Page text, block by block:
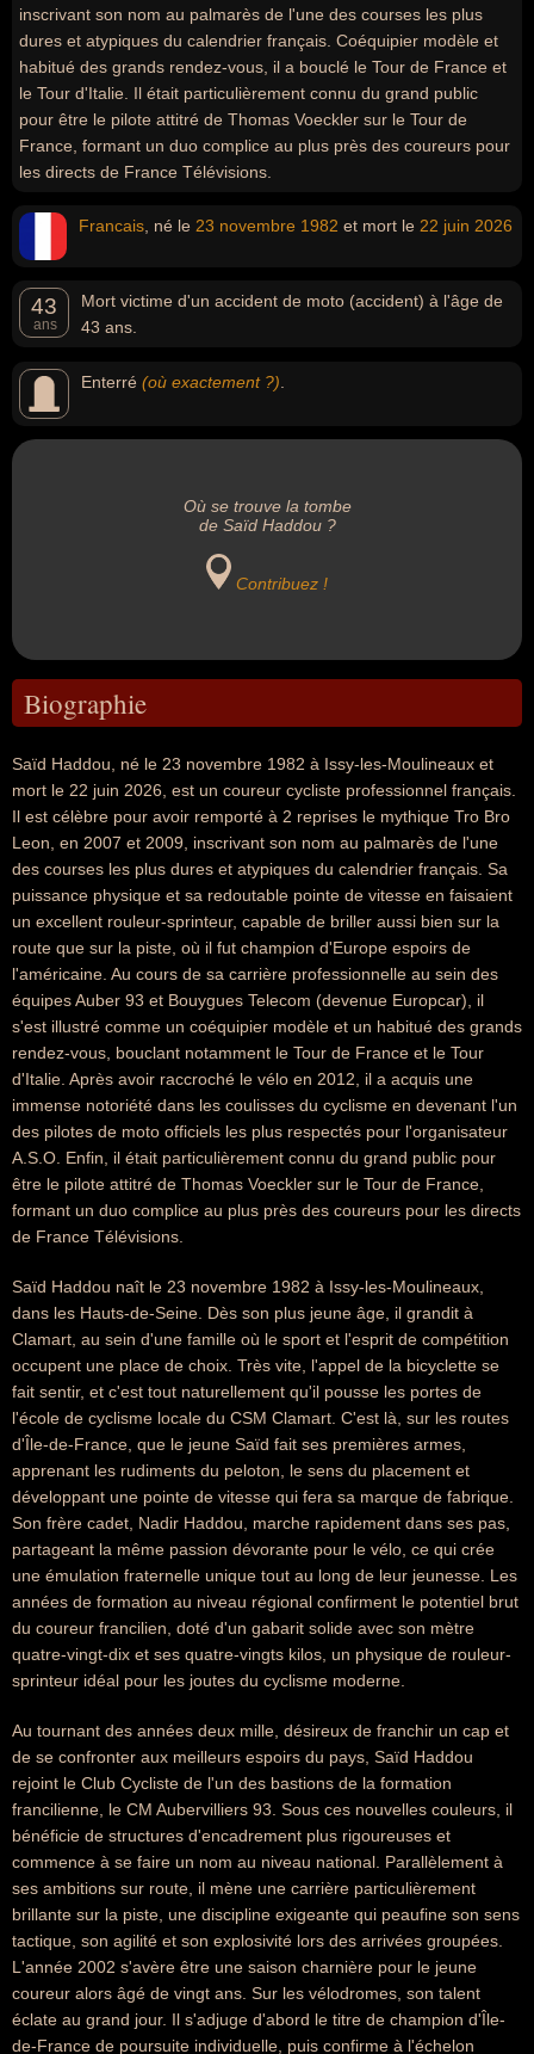
inscrivant son nom au palmarès de l'une des courses les plus
dures et atypiques du calendrier français. Coéquipier modèle et
habitué des grands rendez-vous, il a bouclé le Tour de France et
le Tour d'Italie. Il était particulièrement connu du grand public
pour être le pilote attitré de Thomas Voeckler sur le Tour de
France, formant un duo complice au plus près des coureurs pour
les directs de France Télévisions.
Francais , né le 23 novembre 1982 et mort le 22 juin 2026
43
ans
Mort victime d'un accident de moto (accident) à l'âge de
43 ans.
Enterré (où exactement ?)
Où se trouve la tombe
de Saïd Haddou ?
Contribuez !
Biographie
Saïd Haddou, né le 23 novembre 1982 à Issy-les-Moulineaux et
mort le 22 juin 2026, est un coureur cycliste professionnel français.
Il est célèbre pour avoir remporté à 2 reprises le mythique Tro Bro
Leon, en 2007 et 2009, inscrivant son nom au palmarès de l'une
des courses les plus dures et atypiques du calendrier français. Sa
puissance physique et sa redoutable pointe de vitesse en faisaient
un excellent rouleur-sprinteur, capable de briller aussi bien sur la
route que sur la piste, où il fut champion d'Europe espoirs de
l'américaine. Au cours de sa carrière professionnelle au sein des
équipes Auber 93 et Bouygues Telecom (devenue Europcar), il
s'est illustré comme un coéquipier modèle et un habitué des grands
rendez-vous, bouclant notamment le Tour de France et le Tour
d'Italie. Après avoir raccroché le vélo en 2012, il a acquis une
immense notoriété dans les coulisses du cyclisme en devenant l'un
des pilotes de moto officiels les plus respectés pour l'organisateur
A.S.O. Enfin, il était particulièrement connu du grand public pour
être le pilote attitré de Thomas Voeckler sur le Tour de France,
formant un duo complice au plus près des coureurs pour les directs
de France Télévisions.
Saïd Haddou naît le 23 novembre 1982 à Issy-les-Moulineaux,
dans les Hauts-de-Seine. Dès son plus jeune âge, il grandit à
Clamart, au sein d'une famille où le sport et l'esprit de compétition
occupent une place de choix. Très vite, l'appel de la bicyclette se
fait sentir, et c'est tout naturellement qu'il pousse les portes de
l'école de cyclisme locale du CSM Clamart. C'est là, sur les routes
d'Île-de-France, que le jeune Saïd fait ses premières armes,
apprenant les rudiments du peloton, le sens du placement et
développant une pointe de vitesse qui fera sa marque de fabrique.
Son frère cadet, Nadir Haddou, marche rapidement dans ses pas,
partageant la même passion dévorante pour le vélo, ce qui crée
une émulation fraternelle unique tout au long de leur jeunesse. Les
années de formation au niveau régional confirment le potentiel brut
du coureur francilien, doté d'un gabarit solide avec son mètre
quatre-vingt-dix et ses quatre-vingts kilos, un physique de rouleur-
sprinteur idéal pour les joutes du cyclisme moderne.
Au tournant des années deux mille, désireux de franchir un cap et
de se confronter aux meilleurs espoirs du pays, Saïd Haddou
rejoint le Club Cycliste de l'un des bastions de la formation
francilienne, le CM Aubervilliers 93. Sous ces nouvelles couleurs, il
bénéficie de structures d'encadrement plus rigoureuses et
commence à se faire un nom au niveau national. Parallèlement à
ses ambitions sur route, il mène une carrière particulièrement
brillante sur la piste, une discipline exigeante qui peaufine son sens
tactique, son agilité et son explosivité lors des arrivées groupées.
L'année 2002 s'avère être une saison charnière pour le jeune
coureur alors âgé de vingt ans. Sur les vélodromes, son talent
éclate au grand jour. Il s'adjuge d'abord le titre de champion d'Île-
de-France de poursuite individuelle, puis confirme à l'échelon